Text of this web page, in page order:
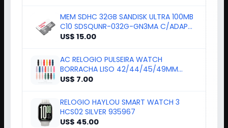
MEM SDHC 32GB SANDISK ULTRA 100MB
C10 SDSQUNR-032G-GN3MA C/ADAP
184377
US$ 15.00
AC RELOGIO PULSEIRA WATCH
BORRACHA LISO 42/44/45/49MM
COLORIDO*
US$ 7.00
RELOGIO HAYLOU SMART WATCH 3
HCS02 SILVER 935967
US$ 45.00